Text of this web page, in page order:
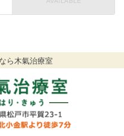
ら木氣治療室